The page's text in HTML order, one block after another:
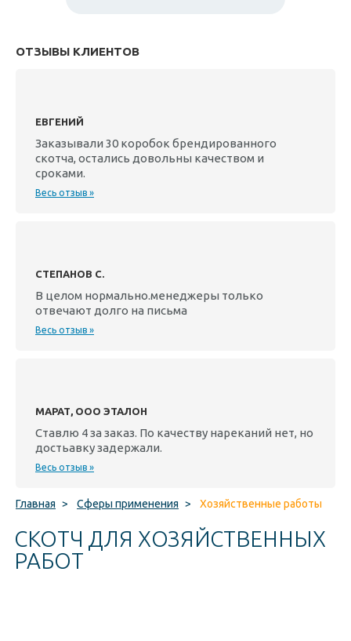
ОТЗЫВЫ КЛИЕНТОВ
ЕВГЕНИЙ
Заказывали 30 коробок брендированного
скотча, остались довольны качеством и
сроками.
Весь отзыв »
СТЕПАНОВ С.
В целом нормально.менеджеры только
отвечают долго на письма
Весь отзыв »
МАРАТ, ООО ЭТАЛОН
Ставлю 4 за заказ. По качеству нареканий нет, но
достьавку задержали.
Весь отзыв »
Главная > Сферы применения > Хозяйственные работы
СКОТЧ ДЛЯ ХОЗЯЙСТВЕННЫХ
РАБОТ